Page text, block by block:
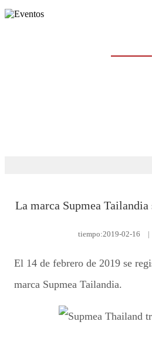
La marca Supmea
tiempo:2019-02-16 |
El 14 de febrero de 2019 se
marca Supmea Tailandia.